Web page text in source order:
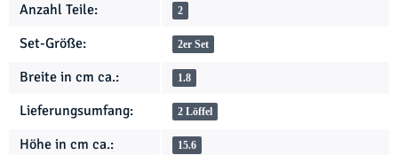
Anzahl Teile: 2
Set-Größe: 2er Set
Breite in cm ca.: 1.8
Lieferungsumfang: 2 Löffel
Höhe in cm ca.: 15.6